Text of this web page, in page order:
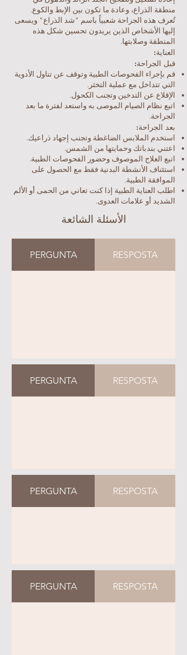
منطقة الذراع، وعادة ما تكون بين الإبط والكوع.
تُعرف هذه الجراحة شعبياً باسم "شد الذراع" ويسعى
إليها الأشخاص الذين يريدون تحسين شكل هذه
المنطقة وصلابتها.
العناية:
قبل الجراحة:
قم بإجراء الفحوصات الطبية وتوقف عن تناول الأدوية
التي تتداخل مع عملية التخثر.
الإقلاع عن التدخين وتجنب الكحول.
اتبع نظام الصيام الموصى به واستعد لفترة ما بعد
الجراحة.
بعد الجراحة:
استخدم الملابس الضاغطة وتجنب إجهاد ذراعيك.
اعتني بندباتك وحمايتها من الشمس.
اتبع العلاج الموصوف وحضور الفحوصات الطبية.
استئناف الأنشطة البدنية فقط مع الحصول على
الموافقة الطبية.
اطلب العناية الطبية إذا كنت تعاني من الحمى أو الألم
الشديد أو علامات العدوى.
الأسئلة الشائعة
PERGUNTA RESPOSTA
PERGUNTA RESPOSTA
PERGUNTA RESPOSTA
PERGUNTA RESPOSTA